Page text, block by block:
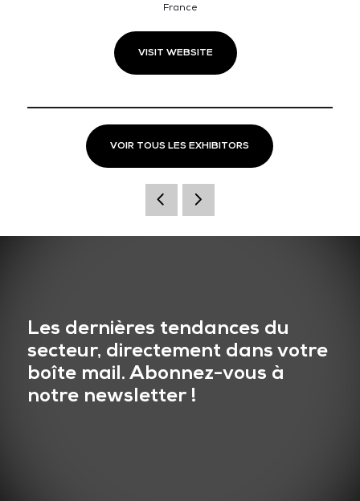
France
VISIT WEBSITE
VOIR TOUS LES EXHIBITORS
Les dernières tendances du
secteur, directement dans votre
boîte mail. Abonnez-vous à
notre newsletter !